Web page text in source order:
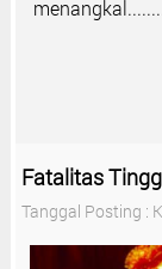
Fatalitas
Tanggal Posting :